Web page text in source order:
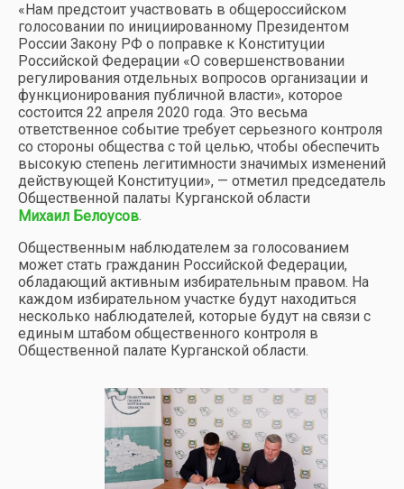
«Нам предстоит участвовать в общероссийском
голосовании по инициированному Президентом
России Закону РФ о поправке к Конституции
Российской Федерации «О совершенствовании
регулирования отдельных вопросов организации и
функционирования публичной власти», которое
состоится 22 апреля 2020 года. Это весьма
ответственное событие требует серьезного контроля
со стороны общества с той целью, чтобы обеспечить
высокую степень легитимности значимых изменений
действующей Конституции», — отметил председатель
Общественной палаты Курганской области
Михаил Белоусов.
Общественным наблюдателем за голосованием
может стать гражданин Российской Федерации,
обладающий активным избирательным правом. На
каждом избирательном участке будут находиться
несколько наблюдателей, которые будут на связи с
единым штабом общественного контроля в
Общественной палате Курганской области.